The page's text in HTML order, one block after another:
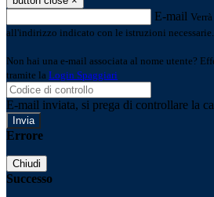
E-mail
all'indirizzo indicato con le istruzioni necessarie.
Non hai una e-mail associata al nome utente?
tramite la Login Spaggiari
E-mail inviata, si prega di controllare la
Errore
Chiudi
Successo